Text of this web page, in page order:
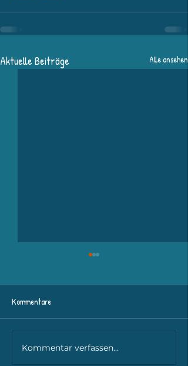
Aktuelle Beiträge Alle ansehen
Burgfestspiele Bad Hersfeld
Kommentare
Kommentar verfassen...